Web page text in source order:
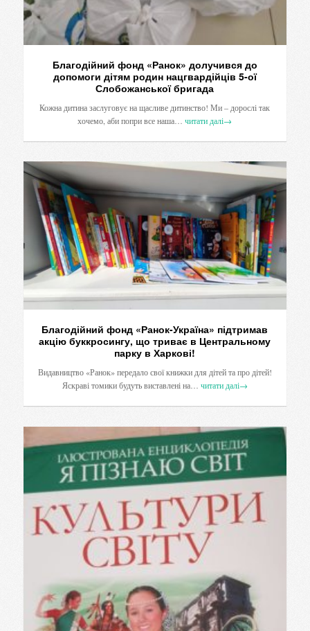
Благодійний фонд «Ранок» долучився до
допомоги дітям родин нацгвардійців 5-ої
Слобожанської бригада
Кожна дитина заслуговує на щасливе дитинство! Ми – дорослі так
хочемо, аби попри все наша…
читати далі→
Благодійний фонд «Ранок-Україна» підтримав
акцію буккросингу, що триває в Центральному
парку в Харкові!
Видавництво «Ранок» передало свої книжки для дітей та про дітей!
Яскраві томики будуть виставлені на… читати далі→